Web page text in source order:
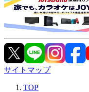
サイトマップ
TOP